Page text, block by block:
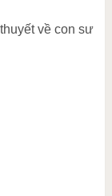
về con sư